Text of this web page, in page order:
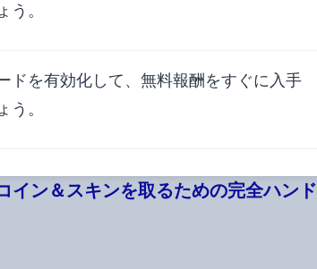
う。
ドを有効化して、無料報酬をすぐに入手
う。
ン＆スキンを取るための完全ハンド